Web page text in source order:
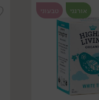
אורגני טבעוני